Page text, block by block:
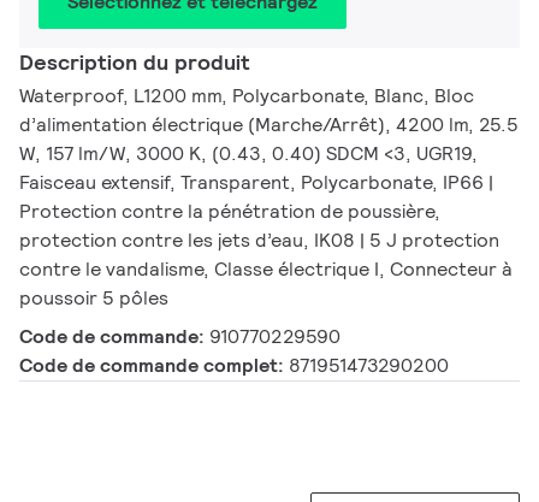
Description du produit
Waterproof, L1200 mm, Polycarbonate, Blanc, Bloc
d’alimentation électrique (Marche/Arrêt), 4200 lm, 25.5
W, 157 lm/W, 3000 K, (0.43, 0.40) SDCM <3, UGR19,
Faisceau extensif, Transparent, Polycarbonate, IP66 |
Protection contre la pénétration de poussière,
protection contre les jets d’eau, IK08 | 5 J protection
contre le vandalisme, Classe électrique I, Connecteur à
poussoir 5 pôles
Code de commande: 910770229590
Code de commande complet: 871951473290200